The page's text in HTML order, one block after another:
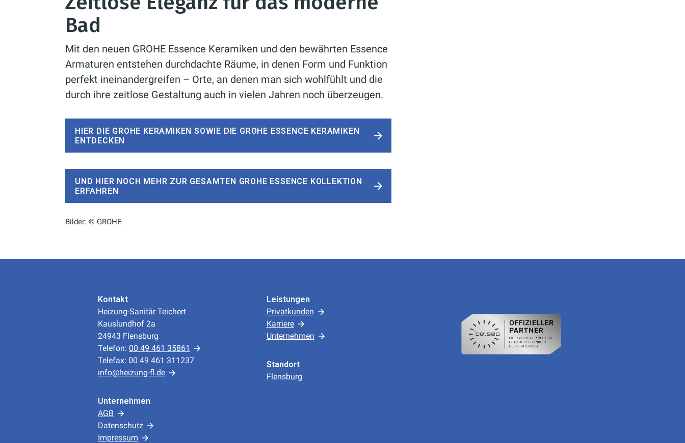
Bad
Mit den neuen GROHE Essence Keramiken und den bewährten Essence
Armaturen entstehen durchdachte Räume, in denen Form und Funktion
perfekt ineinandergreifen – Orte, an denen man sich wohlfühlt und die
durch ihre zeitlose Gestaltung auch in vielen Jahren noch überzeugen.
HIER DIE GROHE KERAMIKEN SOWIE DIE GROHE ESSENCE KERAMIKEN
ENTDECKEN
UND HIER NOCH MEHR ZUR GESAMTEN GROHE ESSENCE KOLLEKTION
ERFAHREN
Bilder: © GROHE
Kontakt
Heizung-Sanitär Teichert
Kauslundhof 2a
24943 Flensburg
Telefon: 00 49 461 35861
Telefax: 00 49 461 311237
info@heizung-fl.de
Unternehmen
AGB
Datenschutz
Impressum
Leistungen
Privatkunden
Karriere
Unternehmen
Standort
Flensburg